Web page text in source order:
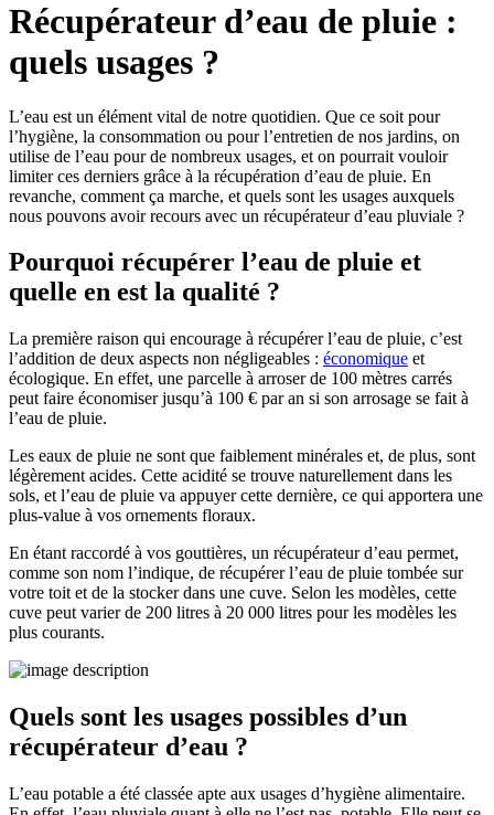
Récupérateur d’eau de pluie :
quels usages ?
L’eau est un élément vital de notre quotidien. Que ce soit pour
l’hygiène, la consommation ou pour l’entretien de nos jardins, on
utilise de l’eau pour de nombreux usages, et on pourrait vouloir
limiter ces derniers grâce à la récupération d’eau de pluie. En
revanche, comment ça marche, et quels sont les usages auxquels
nous pouvons avoir recours avec un récupérateur d’eau pluviale ?
Pourquoi récupérer l’eau de pluie et
quelle en est la qualité ?
La première raison qui encourage à récupérer l’eau de pluie, c’est
l’addition de deux aspects non négligeables : économique et
écologique. En effet, une parcelle à arroser de 100 mètres carrés
peut faire économiser jusqu’à 100 € par an si son arrosage se fait à
l’eau de pluie.
Les eaux de pluie ne sont que faiblement minérales et, de plus, sont
légèrement acides. Cette acidité se trouve naturellement dans les
sols, et l’eau de pluie va appuyer cette dernière, ce qui apportera une
plus-value à vos ornements floraux.
En étant raccordé à vos gouttières, un récupérateur d’eau permet,
comme son nom l’indique, de récupérer l’eau de pluie tombée sur
votre toit et de la stocker dans une cuve. Selon les modèles, cette
cuve peut varier de 200 litres à 20 000 litres pour les modèles les
plus courants.
Quels sont les usages possibles d’un
récupérateur d’eau ?
L’eau potable a été classée apte aux usages d’hygiène alimentaire.